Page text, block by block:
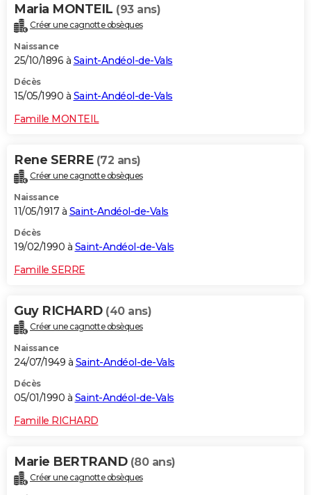
Maria MONTEIL (93 ans)
Créer une cagnotte obsèques
Naissance
25/10/1896 à Saint-Andéol-de-Vals
Décès
15/05/1990 à Saint-Andéol-de-Vals
Famille MONTEIL
Rene SERRE (72 ans)
Créer une cagnotte obsèques
Naissance
11/05/1917 à Saint-Andéol-de-Vals
Décès
19/02/1990 à Saint-Andéol-de-Vals
Famille SERRE
Guy RICHARD (40 ans)
Créer une cagnotte obsèques
Naissance
24/07/1949 à Saint-Andéol-de-Vals
Décès
05/01/1990 à Saint-Andéol-de-Vals
Famille RICHARD
Marie BERTRAND (80 ans)
Créer une cagnotte obsèques